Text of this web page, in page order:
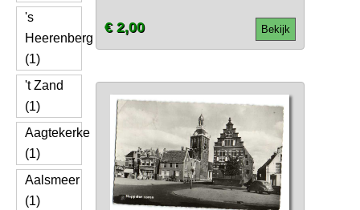
's
Heerenberg
(1)
't Zand
(1)
Aagtekerke
(1)
Aalsmeer
(1)
Bekijk
€ 2,00